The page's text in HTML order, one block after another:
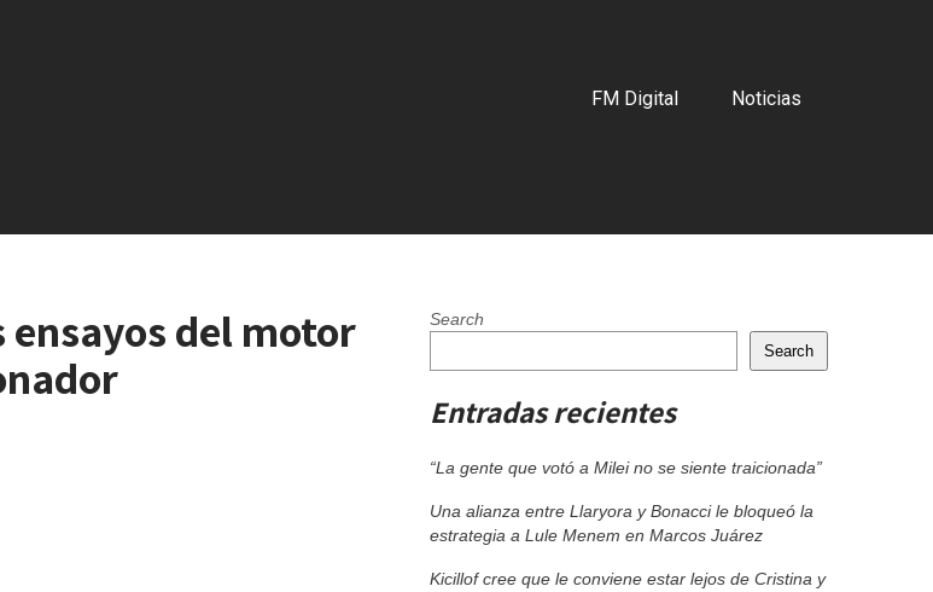
FM Digital Noticias
ensayos del motor
Search
Search
Entradas recientes
“La gente que votó a Milei no se siente traicionada”
Una alianza entre Llaryora y Bonacci le bloqueó la
estrategia a Lule Menem en Marcos Juárez
Kicillof cree que le conviene estar lejos de Cristina y